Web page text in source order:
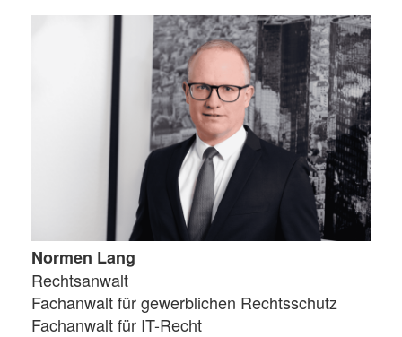
Normen Lang
Rechtsanwalt
Fachanwalt für gewerblichen Rechtsschutz
Fachanwalt für IT-Recht